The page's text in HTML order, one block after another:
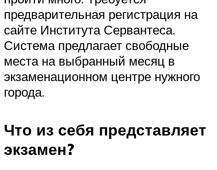
предварительная регистрация на
сайте Института Сервантеса.
Система предлагает свободные
места на выбранный месяц в
экзаменационном центре нужного
города.
Что из себя представляет
экзамен?